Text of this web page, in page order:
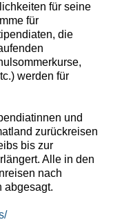
für seine
für
die
werden für
und
zurückreisen
bis zur
Alle in den
nach
abgesagt.